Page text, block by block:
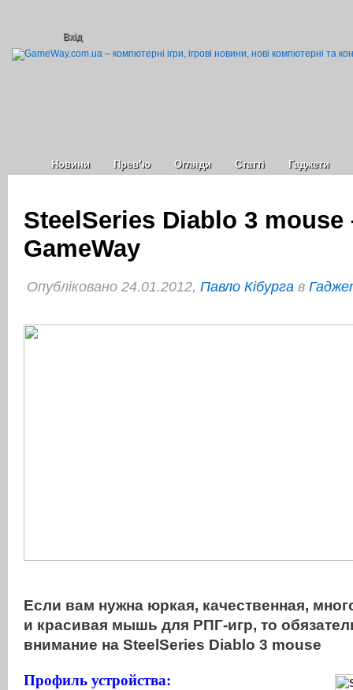
Вхід
Новини Прев’ю Огляди Статті Гаджети
SteelSeries Diablo 3 mouse
GameWay
Опубліковано 24.01.2012, Павло Кібурга в
Если вам нужна юркая, качественная,
и красивая мышь для РПГ-игр, то
внимание на SteelSeries Diablo 3 mouse
Профиль устройства: